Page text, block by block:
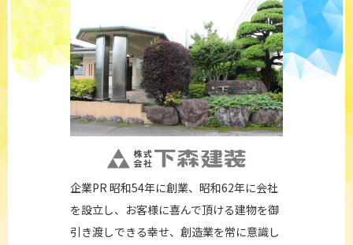
企業PR 昭和54年に創業、昭和62年に会社
を設立し、お客様に喜んで頂ける建物を御
引き渡しできる幸せ、創造業を常に意識し